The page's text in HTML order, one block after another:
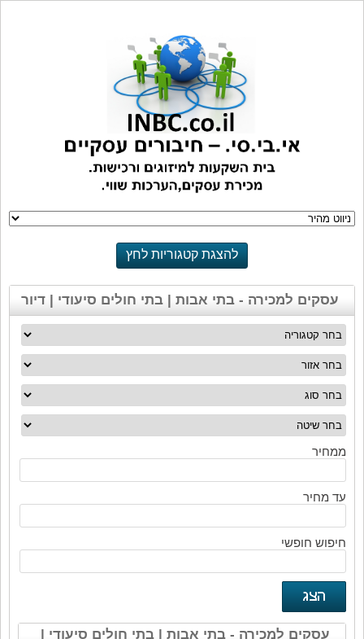
להצגת קטגוריות לחץ
עסקים למכירה - בתי אבות | בתי חולים סיעודי | דיור
מוגן
ממחיר
עד מחיר
חיפוש חופשי
עסקים למכירה - בתי אבות | בתי חולים סיעודי |